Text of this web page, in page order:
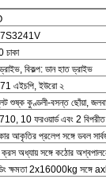
বিকল্প: ডান হাত ড্রাইভ
এইচপি, ইউরো ২
শুষ্ক কুণ্ডলী-বসন্ত ছোঁয়া,
10 ফরওয়ার্ড এবং 2 বিপরীত
আকৃতির প্রলেপ সঙ্গে ডবল
ক্রস অধ্যায় সঙ্গে কঠোর
ক্ষমতা 2x16000kg সঙ্গে